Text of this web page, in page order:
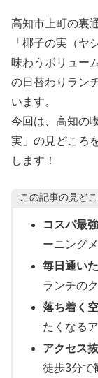
高知市上町の裏
「椰子の実（ヤ
味わうボリュー
の日替わりラン
います。
今回は、高知の
実」の見どころ
します！
この記事の見ど
コスパ最強
ーニング
毎日通い
ランチの
落ち着く空
たくなる
アクセス抜
徒歩3分で